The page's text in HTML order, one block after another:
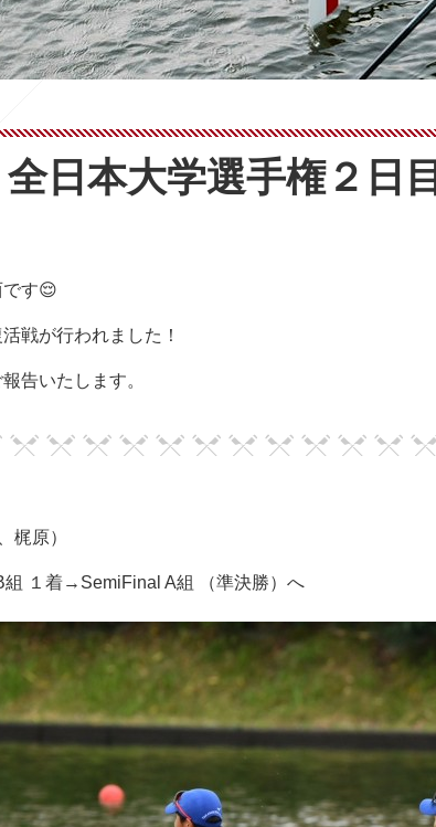
全日本大学選手権２日目
です😌
戦が行われました！
告いたします。
梶原）
組 １着→SemiFinal A組 （準決勝）へ